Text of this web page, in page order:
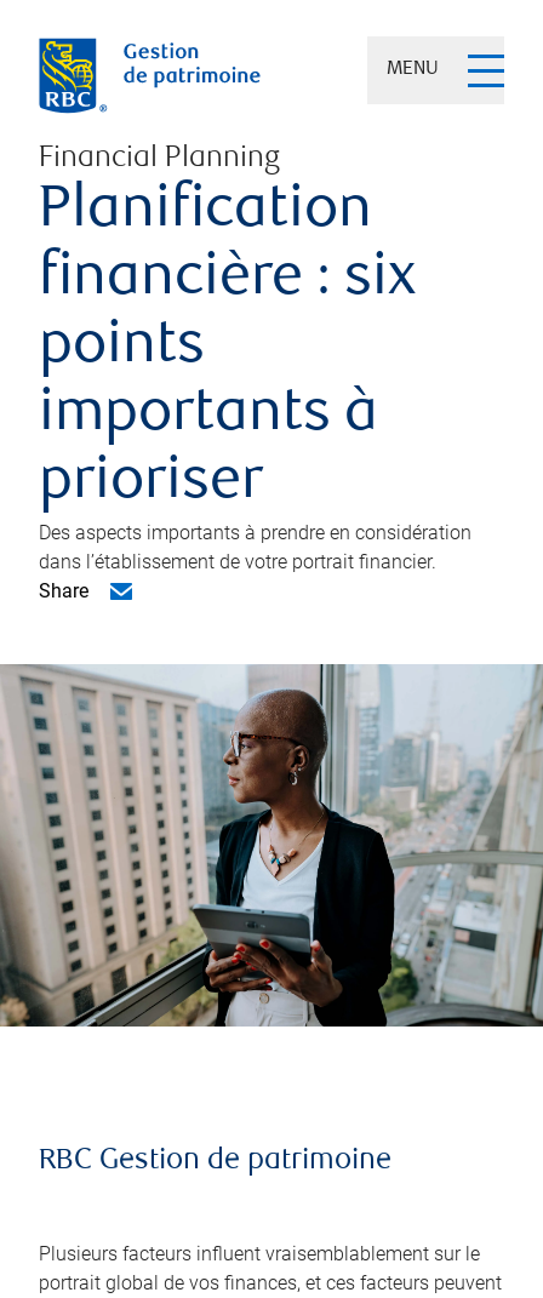
MENU
Financial Planning
Planification
financière : six
points
importants à
prioriser
Des aspects importants à prendre en considération
dans l’établissement de votre portrait financier.
Share
RBC Gestion de patrimoine
Plusieurs facteurs influent vraisemblablement sur le
portrait global de vos finances, et ces facteurs peuvent